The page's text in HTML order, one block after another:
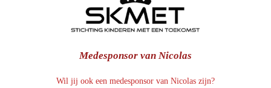
Medesponsor van Nicolas
Wil jij ook een medesponsor van Nicolas zijn?